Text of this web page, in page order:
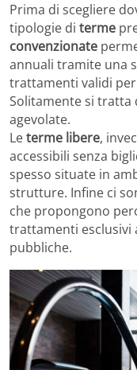
Prima di scegliere
tipologie di terme
convenzionate
annuali tramite una
trattamenti validi per
Solitamente si tratta
agevolate.
Leterme libere,
accessibili senza
spesso situate in
strutture. Infine ci
che propongono
trattamenti esclusivi
pubbliche.